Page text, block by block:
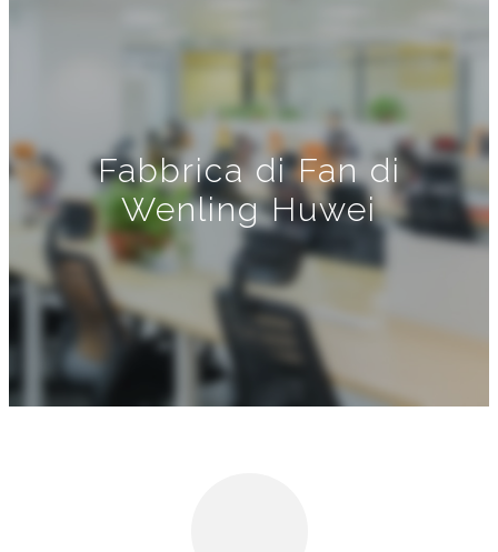
Fabbrica di Fan di
Wenling Huwei